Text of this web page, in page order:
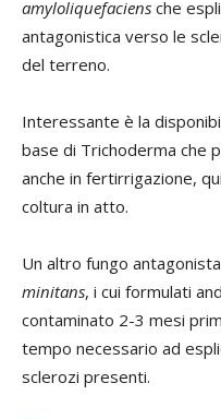
amyloliquefaciens che
antagonistica verso le
del terreno.
Interessante è la
base di Trichoderma che
anche in fertirrigazione,
coltura in atto.
Un altro fungo
minitans, i cui formulati
contaminato 2-3 mesi
tempo necessario ad
sclerozi presenti.